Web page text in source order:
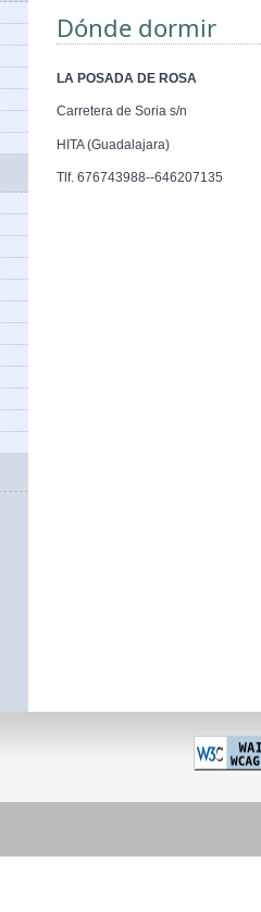
Dónde dormir
LA POSADA DE ROSA
Carretera de Soria s/n
HITA (Guadalajara)
Tlf. 676743988--646207135